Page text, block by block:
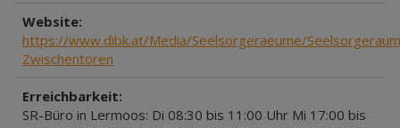
Website:
https://www.dibk.at/Media/Seelsorgeraeume/
Zwischentoren
Erreichbarkeit:
SR-Büro in Lermoos: Di 08:30 bis 11:00 Uhr Mi 17:00 bis